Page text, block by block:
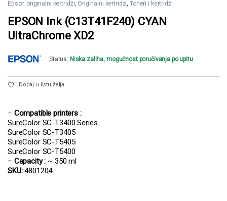
Epson originalni kertridži, Originalni kertridži,Toneri i kertridži
EPSON Ink (C13T41F240) CYAN
UltraChrome XD2
Status: Niska zaliha, mogućnost poručivanja po upitu
Dodaj u listu želja
– Compatible printers :
SureColor SC-T3400 Series
SureColor SC-T3405
SureColor SC-T5405
SureColor SC-T5400
– Capacity : ~ 350 ml
SKU:4801204